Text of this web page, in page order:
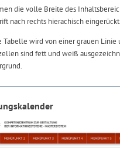
die volle Breite des
nach rechts hierachisch eingerückt.
wird von einer grauen Linie
sind fett und weiß